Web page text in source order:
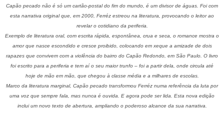
Capão pecado não é só um cartão-postal do fim do mundo, é um divisor de águas. Foi com
esta narrativa original que, em 2000, Ferréz estreou na literatura, provocando o leitor ao
revelar o cotidiano da periferia.
Exemplo de literatura oral, com escrita rápida, espontânea, crua e seca, o romance mostra o
amor que nasce escondido e cresce proibido, colocando em xeque a amizade de dois
rapazes que convivem com a violência do bairro do Capão Redondo, em São Paulo. O livro
foi escrito para a periferia e tem aí o seu maior trunfo – foi a partir dela, onde circula até
hoje de mão em mão, que chegou à classe média e a milhares de escolas.
Marco da literatura marginal, Capão pecado transformou Ferréz numa referência da luta por
uma voz que sempre fala, mas nunca é ouvida. E agora pode ser lida. Esta nova edição
inclui um novo texto de abertura, ampliando o poderoso alcance da sua narrativa.